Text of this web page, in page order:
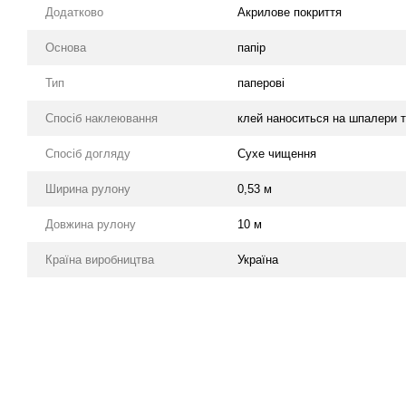
Додатково Акрилове покриття
Основа папір
Тип паперові
Спосіб наклеювання клей наноситься на шпалери
Спосіб догляду Cухе чищення
Ширина рулону 0,53 м
Довжина рулону 10 м
Країна виробництва Україна